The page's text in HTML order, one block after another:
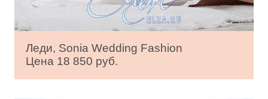
Леди, Sonia Wedding Fashion
Цена 18 850 руб.